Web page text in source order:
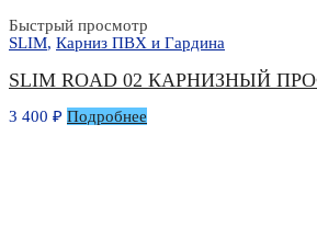
Быстрый просмотр
SLIM, Карниз ПВХ и Гардина
SLIM ROAD 02 КАРНИЗНЫЙ
3 400 ₽ Подробнее